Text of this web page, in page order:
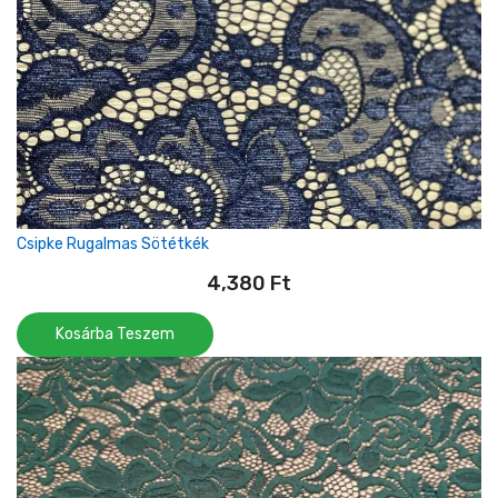
Csipke Rugalmas Sötétkék
4,380 Ft
Kosárba Teszem